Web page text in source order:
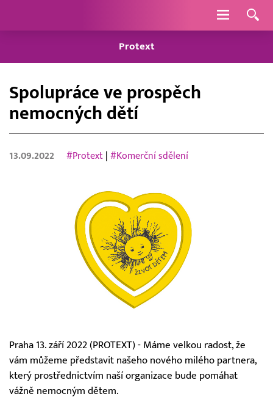
Navigace
Protext
Spolupráce ve prospěch
nemocných dětí
13.09.2022 #Protext |#Komerční sdělení
Praha 13. září 2022 (PROTEXT) - Máme velkou radost, že
vám můžeme představit našeho nového milého partnera,
který prostřednictvím naší organizace bude pomáhat
vážně nemocným dětem.